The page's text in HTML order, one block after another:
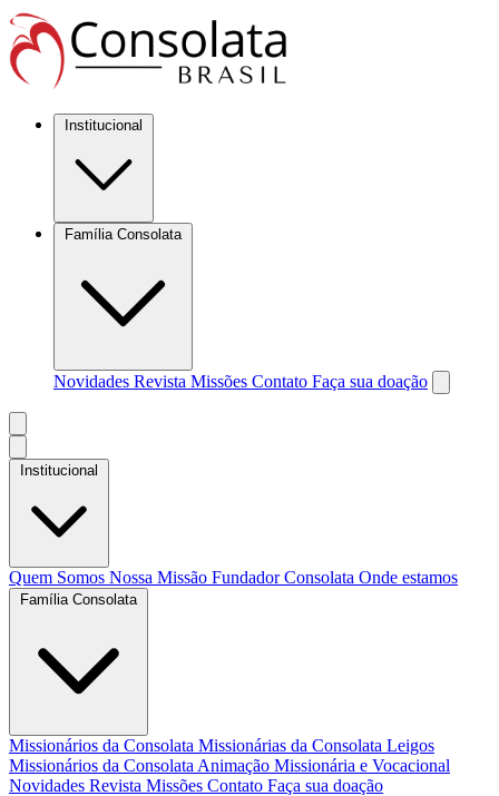
Institucional
Família Consolata
Novidades Revista Missões Contato Faça sua doação
Institucional
Quem Somos Nossa Missão FundadorConsolata Onde estamos
Família Consolata
Missionários da Consolata Missionárias da Consolata Leigos
Missionários da Consolata Animação Missionária e Vocacional
Novidades Revista Missões Contato Faça sua doação